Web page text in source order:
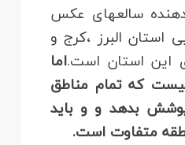
سالعهای عکس
استان البرز ،کرج و
این استان است.اما
که تمام مناطق
پوشش بدهد و و باید
متفاوت است.